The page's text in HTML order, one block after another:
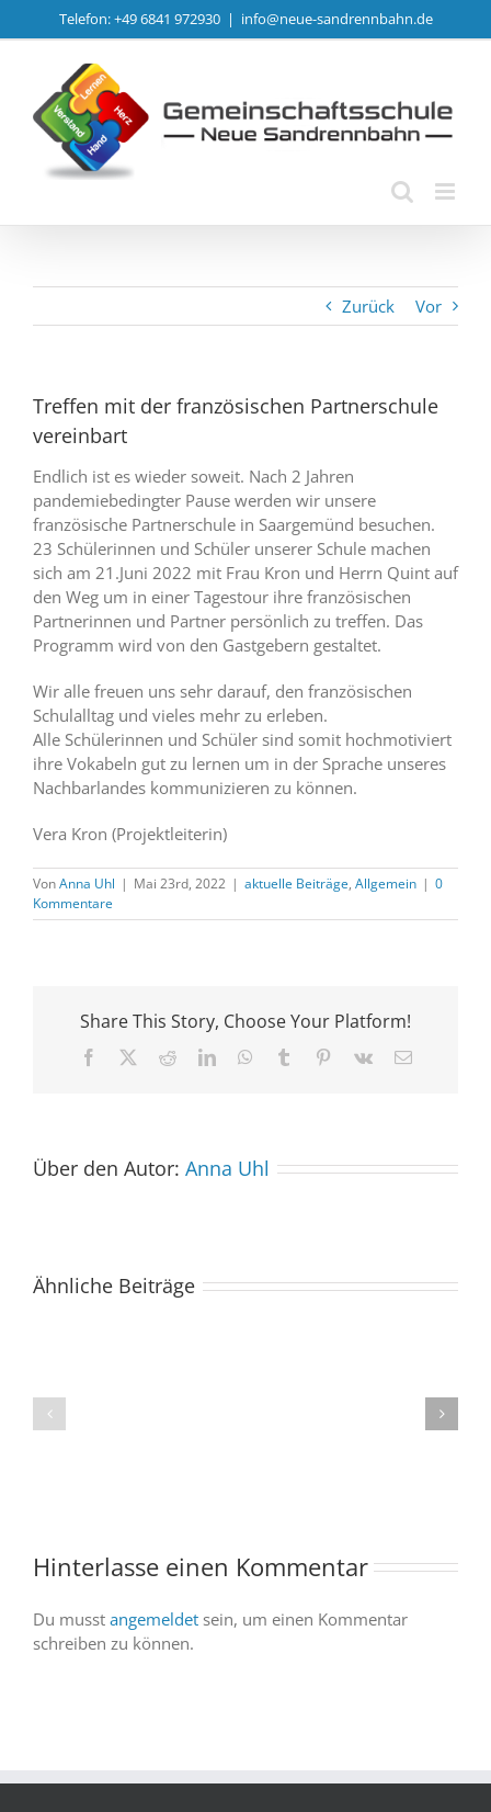
Inhalt
Telefon: +49 6841 972930 | info@neue-sandrennbahn.de
Zurück Vor
Treffen mit der französischen Partnerschule
vereinbart
Endlich ist es wieder soweit. Nach 2 Jahren
pandemiebedingter Pause werden wir unsere
französische Partnerschule in Saargemünd besuchen.
23 Schülerinnen und Schüler unserer Schule machen
sich am 21.Juni 2022 mit Frau Kron und Herrn Quint auf
den Weg um in einer Tagestour ihre französischen
Partnerinnen und Partner persönlich zu treffen. Das
Programm wird von den Gastgebern gestaltet.
Wir alle freuen uns sehr darauf, den französischen
Schulalltag und vieles mehr zu erleben.
Alle Schülerinnen und Schüler sind somit hochmotiviert
ihre Vokabeln gut zu lernen um in der Sprache unseres
Nachbarlandes kommunizieren zu können.
Vera Kron (Projektleiterin)
VonAnna Uhl | Mai 23rd, 2022 | aktuelle Beiträge, Allgemein | 0
Kommentare
Share This Story, Choose Your Platform!
Facebook RedditLinkedInWhatsApp
Tumblr Pinterest
Vk
E-
Über den Autor: Anna Uhl
Ähnliche Beiträge
dabei
begeistert
Publikum
Hinterlasse einen Kommentar
Du musst angemeldet sein, um einen Kommentar
schreiben zu können.